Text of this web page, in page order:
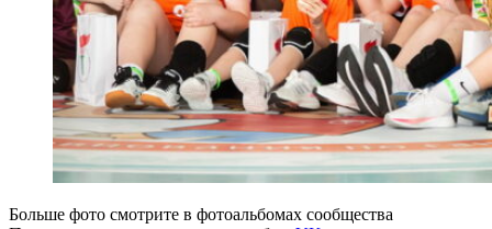
Больше фото смотрите в фотоальбомах сообщества